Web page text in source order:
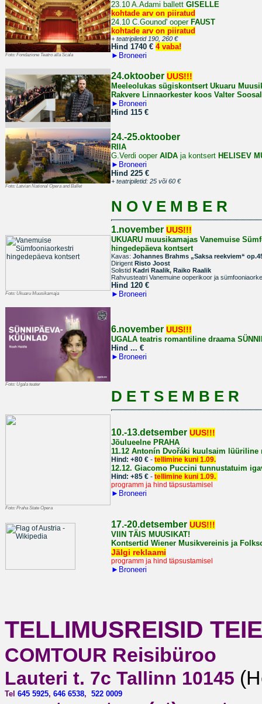
Foto: Fondazione Teatro alla Scala
23.10 A.Adami ballett GISELLE
kohtade arv on piiratud
24.10 C.Gounod' ooper FAUST
kohtade arv on piiratud
+ teatripiletid 190, 260 €
Hind 1740 € 4 vaba!
► Broneeri
24.oktoober UUS!!!
Meeleolukas sügiskontsert Ukuaru
Rakvere Linnaorkester koos Valter
► Broneeri
Hind 115 €
Foto: Latvian National Opera and Ballet
24.-25.oktoober
RIIA
G.Verdi ooperAIDA ja kontsert HELISEV
► Broneeri
Hind 225 €
+ teatripiletid: 25 või 60 €
N O V E M B E R
Foto: Ukuaru Muusikamaja
1.november UUS!!!
UKUARU muusikamajas Vanemuise
hingedepäeva kontsert
Kavas: Johannes Brahms „Saksa reekviem“
Dirigent Risto Joost
Solistid Kadri Raalik, Raiko Raalik
Rahvusteatri Vanemuine ooperikoor ja
Hind 120 €
► Broneeri
Foto: Ugala teater
6.november UUS!!!
UGALA teatris romantiline draama
Hind ... €
► Broneeri
D E T S E M B E R
Foto: Praha State Opera
10.-13.detsember UUS!!!
Jõulueelne PRAHA
11.12 Antonín Dvořáki kuulsaim lüüriline
Hind: +80 € - tellimine kuni 1.09.
12.12. Giacomo Puccini tunnustatuim
Hind: +85 € - tellimine kuni 1.09.
programm ja hind täpsustamisel
► Broneeri
17.-20.detsember UUS!!!
VIIN TÄIS MUUSIKAT!
Kontsertid Wiener Musikvereinis ja
Jälgi reklaami
programm ja hind täpsustamisel
► Broneeri
TELLIMUSREISID
COMTOUR Reisibüroo
Lauteri t. 7c Tallinn 10145
Tel 645 5925, 646 6538, 522 0009